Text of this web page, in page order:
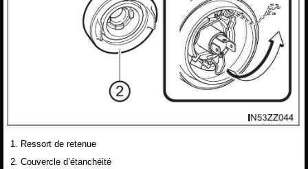
Ressort de retenue
Couvercle d’étanchéité